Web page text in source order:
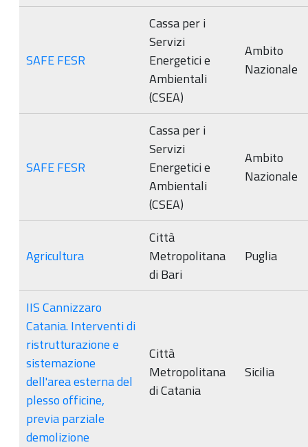
SAFE FESR
Cassa per i
Servizi
Energetici e
Ambientali
(CSEA)
Ambito
Nazionale
SAFE FESR
Cassa per i
Servizi
Energetici e
Ambientali
(CSEA)
Ambito
Nazionale
Agricultura
Città
Metropolitana
di Bari
Puglia
IIS Cannizzaro
Catania. Interventi di
ristrutturazione e
sistemazione
dell'area esterna del
plesso officine,
previa parziale
demolizione
Città
Metropolitana
di Catania
Sicilia